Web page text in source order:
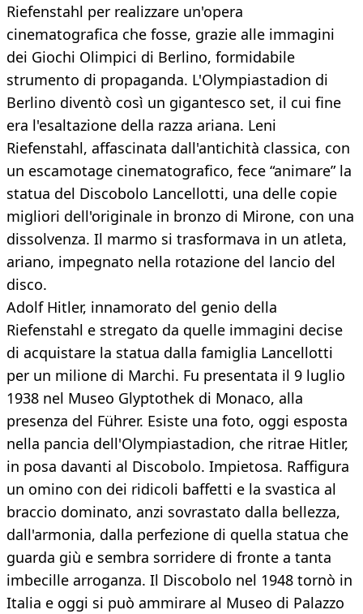
Riefenstahl per realizzare un'opera
cinematografica che fosse, grazie alle immagini
dei Giochi Olimpici di Berlino, formidabile
strumento di propaganda. L'Olympiastadion di
Berlino diventò così un gigantesco set, il cui fine
era l'esaltazione della razza ariana. Leni
Riefenstahl, affascinata dall'antichità classica, con
un escamotage cinematografico, fece “animare” la
statua del Discobolo Lancellotti, una delle copie
migliori dell'originale in bronzo di Mirone, con una
dissolvenza. Il marmo si trasformava in un atleta,
ariano, impegnato nella rotazione del lancio del
disco.
Adolf Hitler, innamorato del genio della
Riefenstahl e stregato da quelle immagini decise
di acquistare la statua dalla famiglia Lancellotti
per un milione di Marchi. Fu presentata il 9 luglio
1938 nel Museo Glyptothek di Monaco, alla
presenza del Führer. Esiste una foto, oggi esposta
nella pancia dell'Olympiastadion, che ritrae Hitler,
in posa davanti al Discobolo. Impietosa. Raffigura
un omino con dei ridicoli baffetti e la svastica al
braccio dominato, anzi sovrastato dalla bellezza,
dall'armonia, dalla perfezione di quella statua che
guarda giù e sembra sorridere di fronte a tanta
imbecille arroganza. Il Discobolo nel 1948 tornò in
Italia e oggi si può ammirare al Museo di Palazzo